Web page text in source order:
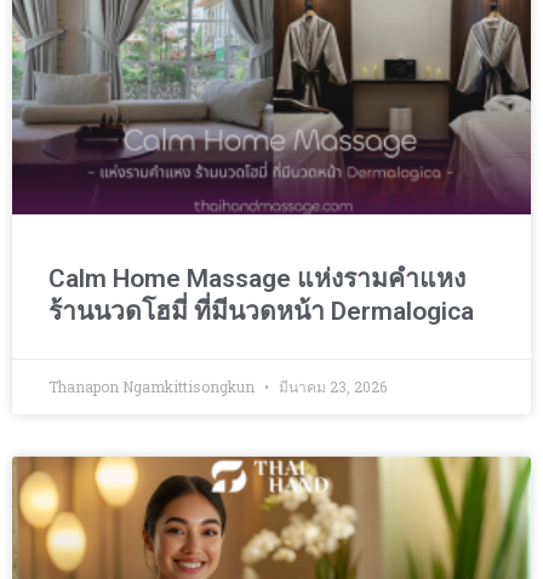
Calm Home Massage แห่งรามคำแหง
ร้านนวดโฮมี่ ที่มีนวดหน้า Dermalogica
Thanapon Ngamkittisongkun มีนาคม 23, 2026